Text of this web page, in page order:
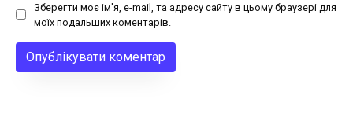
Зберегти моє ім'я, e-mail, та адресу сайту в цьому браузері для
моїх подальших коментарів.